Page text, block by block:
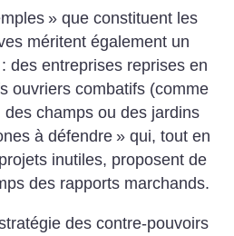
» que constituent les
méritent également un
des entreprises reprises en
ouvriers combatifs (comme
des champs ou des jardins
à défendre » qui, tout en
inutiles, proposent de
des rapports marchands.
des contre-pouvoirs